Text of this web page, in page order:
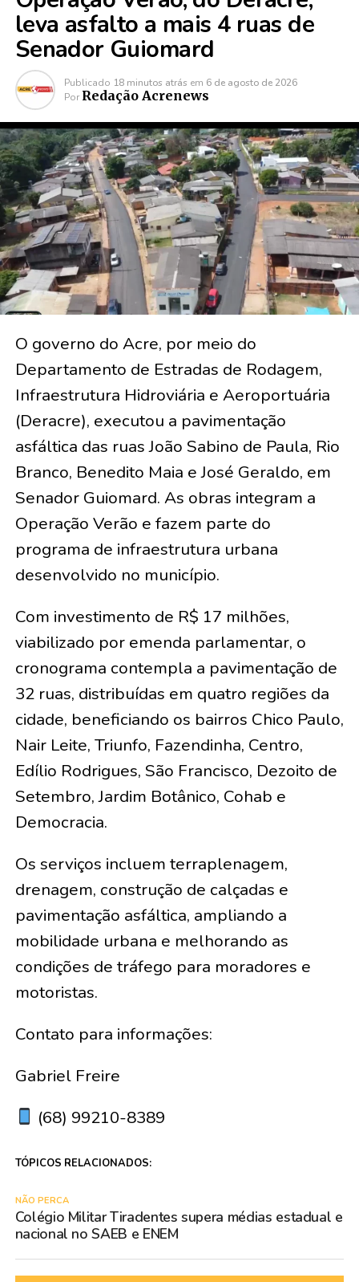
leva asfalto a mais 4 ruas de
Senador Guiomard
Publicado 18 minutos atrás em 6 de agosto de 2026
Por Redação Acrenews
O governo do Acre, por meio do
Departamento de Estradas de Rodagem,
Infraestrutura Hidroviária e Aeroportuária
(Deracre), executou a pavimentação
asfáltica das ruas João Sabino de Paula, Rio
Branco, Benedito Maia e José Geraldo, em
Senador Guiomard. As obras integram a
Operação Verão e fazem parte do
programa de infraestrutura urbana
desenvolvido no município.
Com investimento de R$ 17 milhões,
viabilizado por emenda parlamentar, o
cronograma contempla a pavimentação de
32 ruas, distribuídas em quatro regiões da
cidade, beneficiando os bairros Chico Paulo,
Nair Leite, Triunfo, Fazendinha, Centro,
Edílio Rodrigues, São Francisco, Dezoito de
Setembro, Jardim Botânico, Cohab e
Democracia.
Os serviços incluem terraplenagem,
drenagem, construção de calçadas e
pavimentação asfáltica, ampliando a
mobilidade urbana e melhorando as
condições de tráfego para moradores e
motoristas.
Contato para informações:
Gabriel Freire
(68) 99210-8389
TÓPICOS RELACIONADOS:
NÃO PERCA
Colégio Militar Tiradentes supera médias estadual e
nacional no SAEB e ENEM